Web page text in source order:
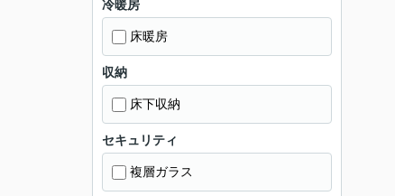
冷暖房
床暖房
収納
床下収納
セキュリティ
複層ガラス